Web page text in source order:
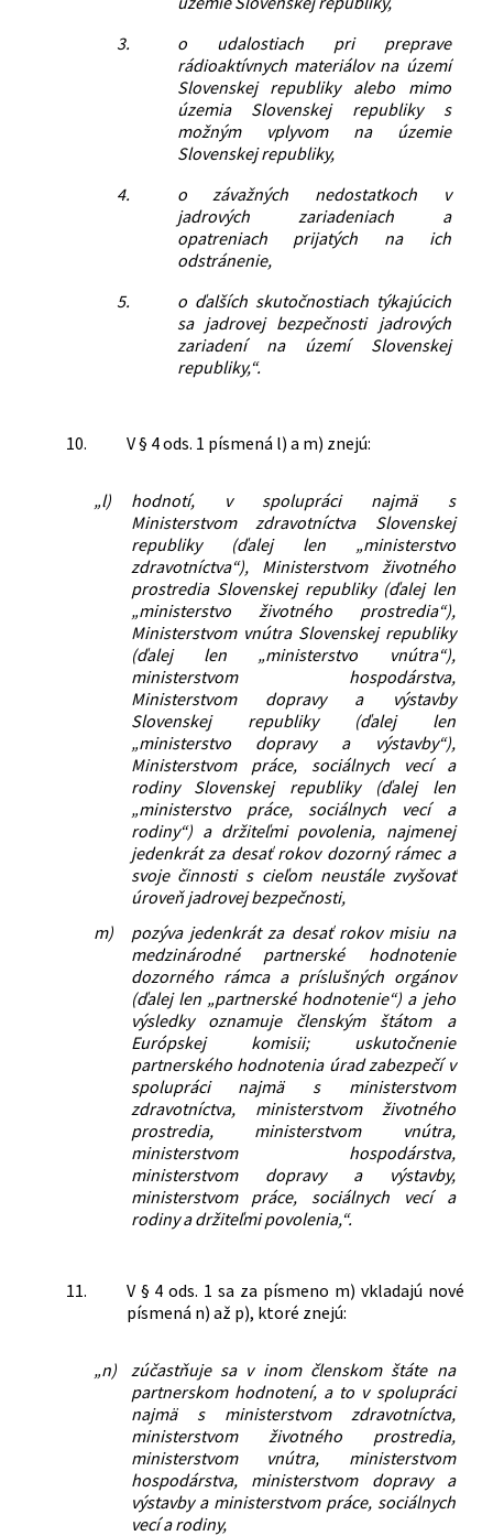
3.
o udalostiach pri preprave
rádioaktívnych materiálov na území
Slovenskej republiky alebo mimo
územia Slovenskej republiky s
možným vplyvom na územie
Slovenskej republiky,
4.
o závažných nedostatkoch v
jadrových zariadeniach a
opatreniach prijatých na ich
odstránenie,
5.
o ďalších skutočnostiach týkajúcich
sa jadrovej bezpečnosti jadrových
zariadení na území Slovenskej
republiky,“.
10. V § 4 ods. 1 písmená l) a m) znejú:
„l)
hodnotí, v spolupráci najmä s
Ministerstvom zdravotníctva Slovenskej
republiky (ďalej len „ministerstvo
zdravotníctva“), Ministerstvom životného
prostredia Slovenskej republiky (ďalej len
„ministerstvo životného prostredia“),
Ministerstvom vnútra Slovenskej republiky
(ďalej len „ministerstvo vnútra“),
ministerstvom hospodárstva,
Ministerstvom dopravy a výstavby
Slovenskej republiky (ďalej len
„ministerstvo dopravy a výstavby“),
Ministerstvom práce, sociálnych vecí a
rodiny Slovenskej republiky (ďalej len
„ministerstvo práce, sociálnych vecí a
rodiny“) a držiteľmi povolenia, najmenej
jedenkrát za desať rokov dozorný rámec a
svoje činnosti s cieľom neustále zvyšovať
úroveň jadrovej bezpečnosti,
m)
pozýva jedenkrát za desať rokov misiu na
medzinárodné partnerské hodnotenie
dozorného rámca a príslušných orgánov
(ďalej len „partnerské hodnotenie“) a jeho
výsledky oznamuje členským štátom a
Európskej komisii; uskutočnenie
partnerského hodnotenia úrad zabezpečí v
spolupráci najmä s ministerstvom
zdravotníctva, ministerstvom životného
prostredia, ministerstvom vnútra,
ministerstvom hospodárstva,
ministerstvom dopravy a výstavby,
ministerstvom práce, sociálnych vecí a
rodiny a držiteľmi povolenia,“.
11.
V § 4 ods. 1 sa za písmeno m) vkladajú nové
písmená n) až p), ktoré znejú:
„n)
zúčastňuje sa v inom členskom štáte na
partnerskom hodnotení, a to v spolupráci
najmä s ministerstvom zdravotníctva,
ministerstvom životného prostredia,
ministerstvom vnútra, ministerstvom
hospodárstva, ministerstvom dopravy a
výstavby a ministerstvom práce, sociálnych
vecí a rodiny,